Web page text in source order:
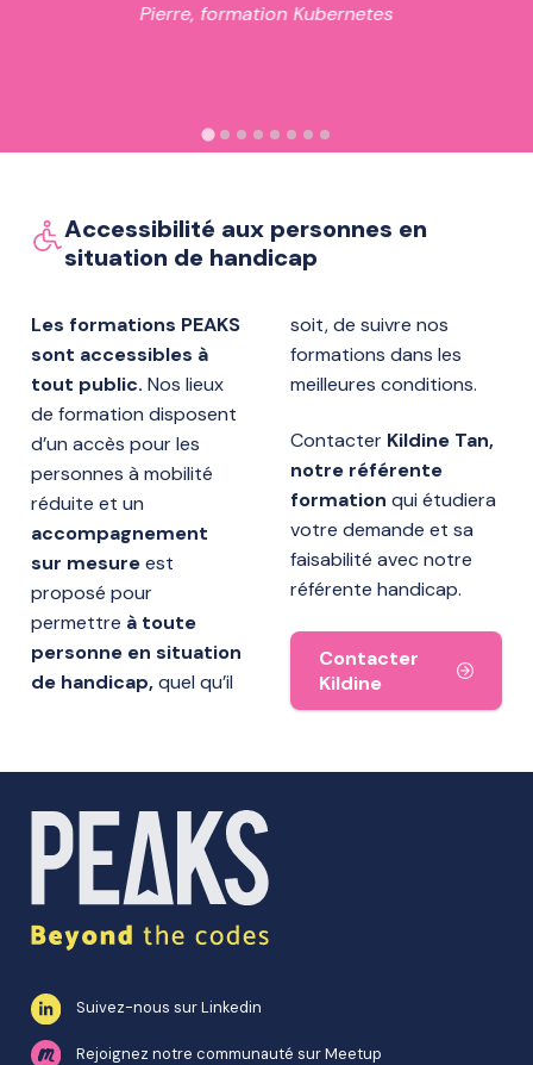
Pierre, formation Kubernetes
Accessibilité aux personnes en
situation de handicap
Les formations PEAKS
sont accessibles à
tout public.
de formation disposent
d’un accès pour les
personnes à mobilité
réduite et un
accompagnement
sur mesureest
proposé pour
permettre à toute
personne en situation
de handicap,quel qu’il
soit, de suivre nos
formations dans les
meilleures conditions.
Contacter Kildine Tan,
notre référente
formation qui étudiera
votre demande et sa
faisabilité avec notre
référente handicap.
Contacter
Kildine
Suivez-nous sur Linkedin
Rejoignez notre communauté sur Meetup